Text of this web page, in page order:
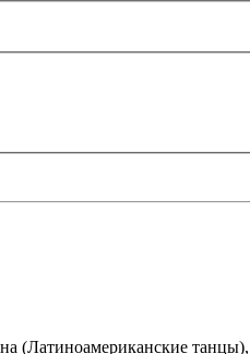
(Латиноамериканские танцы),